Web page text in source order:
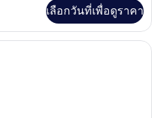
เลือกวันที่เพื่อดูราคา
ห้องซูพีเรีย, เตียงคิงไซส์ 1 เตียง | เค